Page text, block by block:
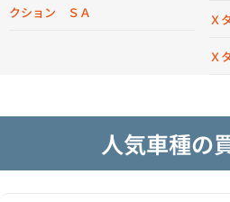
クション ＳＡ Ｘ
Ｘ
人気車種の